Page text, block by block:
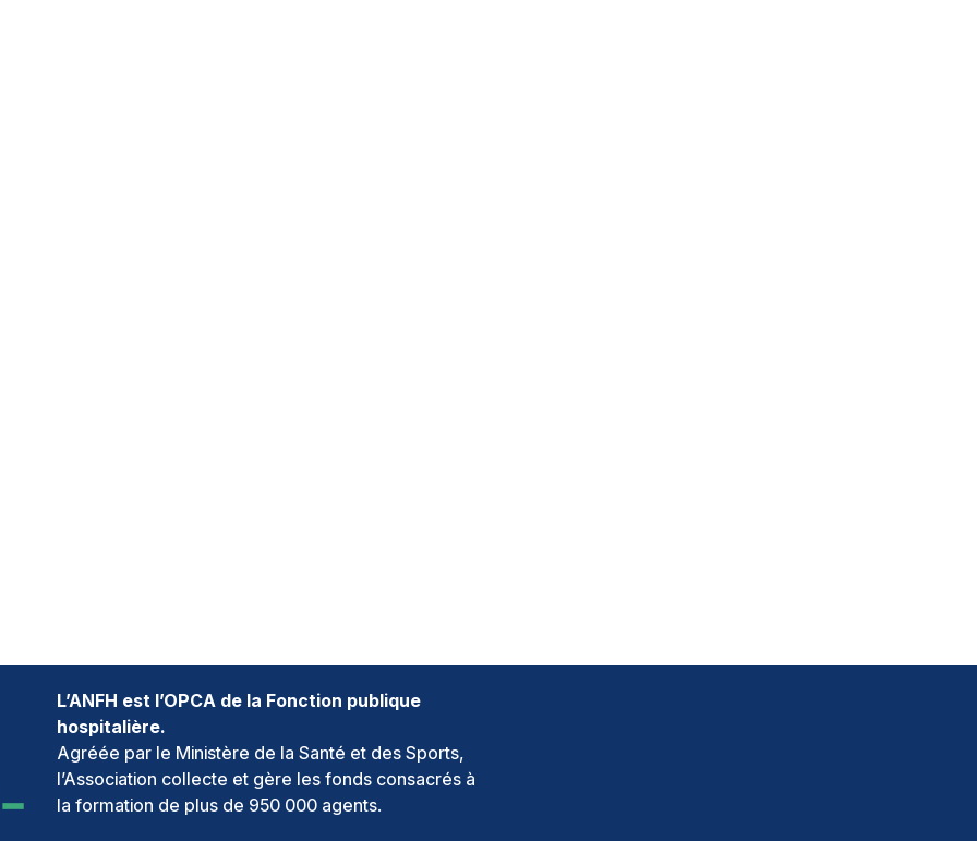
L’ANFH est l’OPCA de la Fonction publique
hospitalière.
Agréée par le Ministère de la Santé et des Sports,
l’Association collecte et gère les fonds consacrés à
la formation de plus de 950 000 agents.